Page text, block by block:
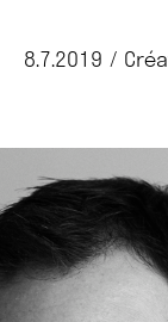
8.7.2019 /